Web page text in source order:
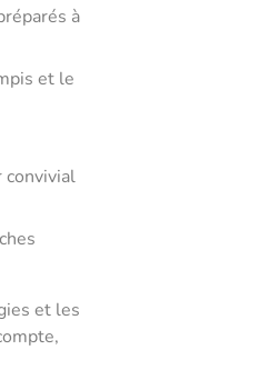
à
et le
convivial
et les